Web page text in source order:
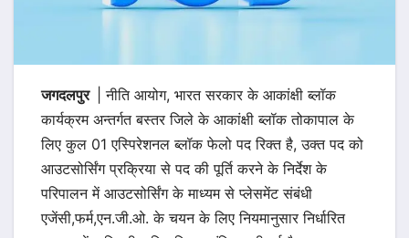
जगदलपुर
| नीति आयोग, भारत सरकार के आकांक्षी ब्लॉक
कार्यक्रम अन्तर्गत बस्तर जिले के आकांक्षी ब्लॉक तोकापाल के
लिए कुल 01 एस्पिरेशनल ब्लॉक फेलो पद रिक्त है, उक्त पद को
आउटसोर्सिंग प्रक्रिया से पद की पूर्ति करने के निर्देश के
परिपालन में आउटसोर्सिंग के माध्यम से प्लेसमेंट संबंधी
एजेंसी,फर्म,एन.जी.ओ. के चयन के लिए नियमानुसार निर्धारित